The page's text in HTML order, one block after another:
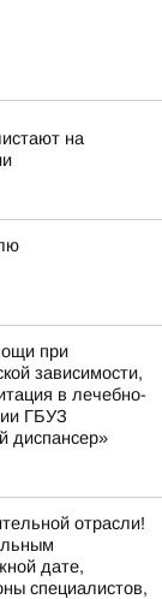
на
при
зависимости,
в лечебно-
ГБУЗ
диспансер»
отрасли!
дате,
специалистов,